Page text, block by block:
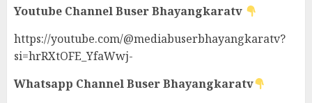
Youtube ChannelBuser Bhayangkaratv
https://youtube.com/@mediabuserbhayangkaratv?
si=hrRXtOFE_YfaWwj-
Whatsapp ChannelBuser Bhayangkaratv